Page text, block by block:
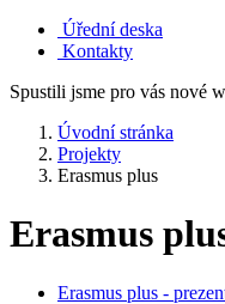
Úřední deska
Kontakty
Spustili jsme pro vás nové
Úvodní stránka
Projekty
Erasmus plus
Erasmus
Erasmus plus -